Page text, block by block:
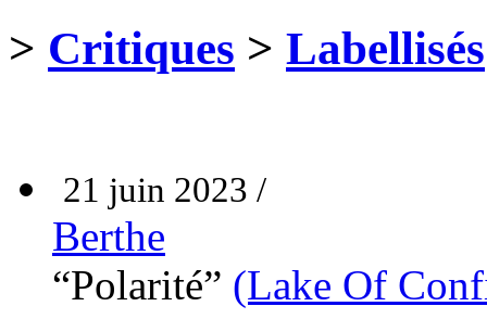
> Critiques > Labellisés
21 juin 2023 /
Berthe
“Polarité” (Lake Of